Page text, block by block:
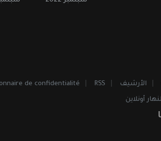
الأرشيف RSS
de confidentialité